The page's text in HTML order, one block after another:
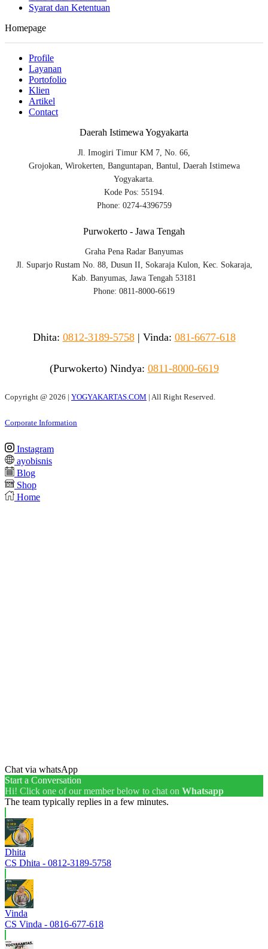
Syarat dan Ketentuan
Homepage
Profile
Layanan
Portofolio
Klien
Artikel
Contact
Daerah Istimewa Yogyakarta
Jl. Imogiri Timur KM 7, No. 66,
Grojokan, Wirokerten, Banguntapan, Bantul, Daerah Istimewa
Yogyakarta.
Kode Pos: 55194.
Phone: 0274-4396759
Purwokerto - Jawa Tengah
Graha Pena Radar Banyumas
Jl. Suparjo Rustam No. 88, Dusun II, Sokaraja Kulon, Kec. Sokaraja,
Kab. Banyumas, Jawa Tengah 53181
Phone: 0811-8000-6619
Dhita: 0812-3189-5758| Vinda: 081-6677-618
(Purwokerto) Nindya: 0811-8000-6619
Copyright @ 2026 | YOGYAKARTAS.COM | All Right Reserved.
Corporate Information
Instagram
ayobisnis
Blog
Shop
Home
Chat via whatsApp
Start a Conversation
Hi! Click one of our member below to chat on Whatsapp
The team typically replies in a few minutes.
Dhita
CS Dhita - 0812-3189-5758
Vinda
CS Vinda - 0816-677-618